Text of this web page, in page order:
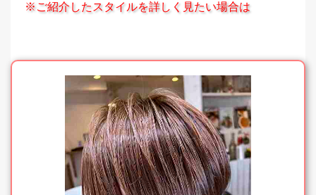
※ご紹介したスタイルを詳しく見たい場合は